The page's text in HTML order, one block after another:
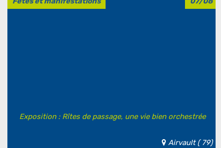
Exposition : Rîtes de passage, une vie bien orchestrée
Airvault ( 79)